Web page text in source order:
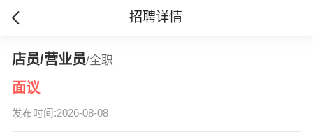
招聘详情
店员/营业员/全职
面议
发布时间:2026-08-08